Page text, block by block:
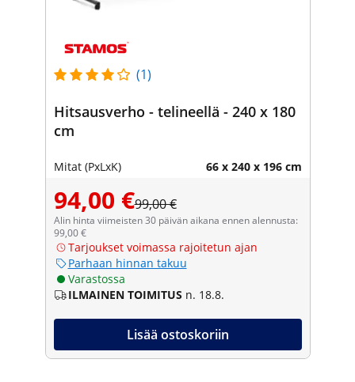
(1)
Hitsausverho - telineellä - 240 x 180
cm
Mitat (PxLxK) 66 x 240 x 196 cm
94,00 €99,00 €
Alin hinta viimeisten 30 päivän aikana ennen alennusta:
99,00 €
Tarjoukset voimassa rajoitetun ajan
Parhaan hinnan takuu
Varastossa
ILMAINEN TOIMITUS n. 18.8.
Lisää ostoskoriin